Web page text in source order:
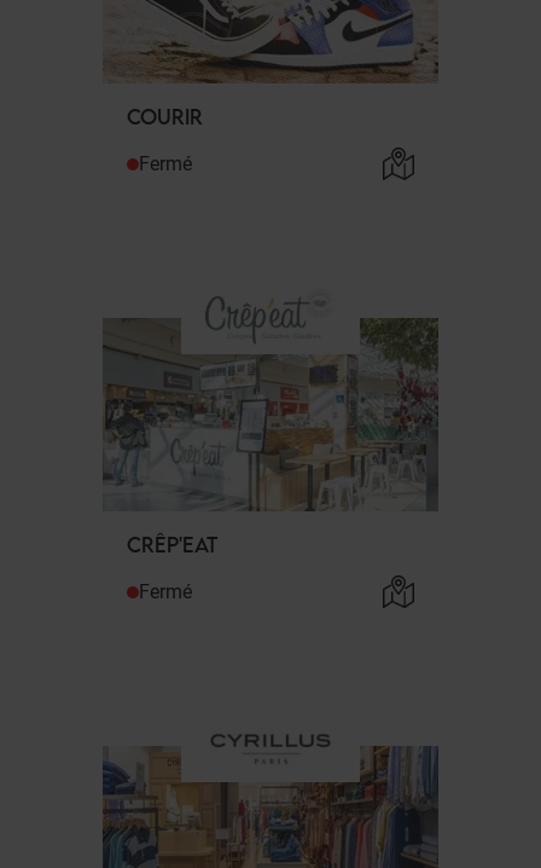
COURIR
Fermé
CRÊP'EAT
Fermé